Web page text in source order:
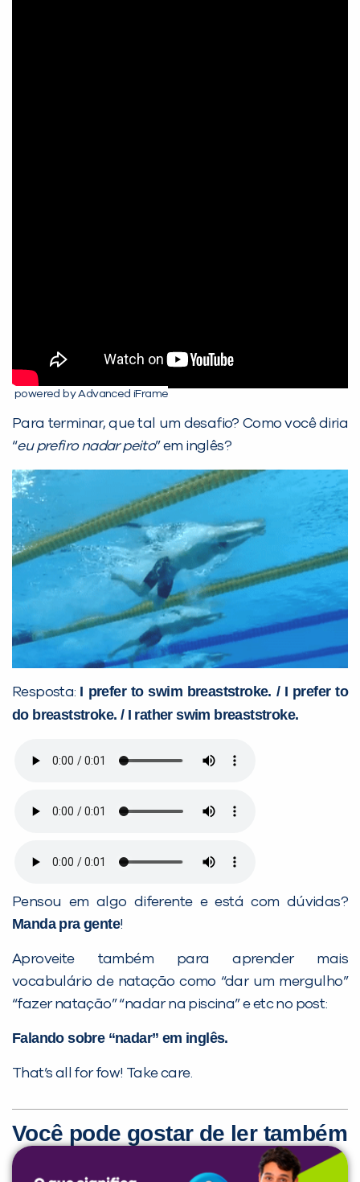
powered by Advanced iFrame
Para terminar, que tal um desafio? Como você diria
“eu prefiro nadar peito” em inglês?
Resposta: I prefer to swim breaststroke. / I prefer to
do breaststroke. / I rather swim breaststroke.
Pensou em algo diferente e está com dúvidas?
Manda pra gente!
Aproveite também para aprender mais
vocabulário de natação como “dar um mergulho”
“fazer natação” “nadar na piscina” e etc no post:
Falando sobre “nadar” em inglês.
That’s all for fow! Take care.
Você pode gostar de ler também